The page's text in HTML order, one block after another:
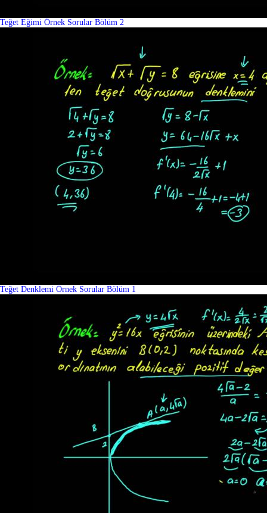
Teğet Eğimi Örnek Sorular Bölüm 2
Teğet Denklemi Örnek Sorular Bölüm 1